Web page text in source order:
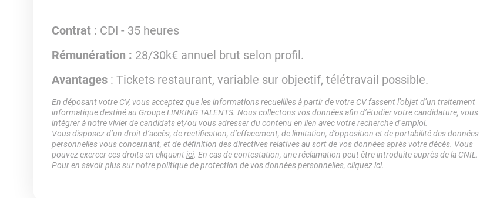
Contrat : CDI - 35 heures
Rémunération : 28/30k€ annuel brut selon profil.
Avantages : Tickets restaurant, variable sur objectif, télétravail possible.
En déposant votre CV, vous acceptez que les informations recueillies à partir de votre CV fassent l’objet d’un traitement
informatique destiné au Groupe LINKING TALENTS. Nous collectons vos données afin d’étudier votre candidature, vous
intégrer à notre vivier de candidats et/ou vous adresser du contenu en lien avec votre recherche d’emploi.
Vous disposez d’un droit d’accès, de rectification, d’effacement, de limitation, d’opposition et de portabilité des données
personnelles vous concernant, et de définition des directives relatives au sort de vos données après votre décès. Vous
pouvez exercer ces droits en cliquantici. En cas de contestation, une réclamation peut être introduite auprès de la CNIL.
Pour en savoir plus sur notre politique de protection de vos données personnelles, cliquezici.